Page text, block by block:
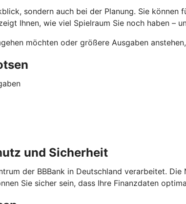
sondern auch bei der Planung. Sie
Ihnen, wie viel Spielraum Sie noch haben –
möchten oder größere Ausgaben
und Sicherheit
der BBBank in Deutschland verarbeitet.
Sie sicher sein, dass Ihre Finanzdaten